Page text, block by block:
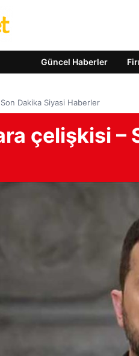
Güncel Haberler
Dakika Siyasi Haberler
çelişkisi –